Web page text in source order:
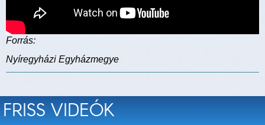
Forrás:
Nyíregyházi Egyházmegye
FRISS VIDEÓK